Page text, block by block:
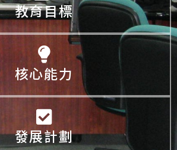
教育目標
核心能力
發展計劃